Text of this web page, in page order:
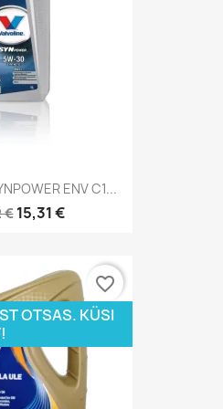
ENV C1...
€ 15,31 €
OTSAS. KÜSI
favorite_border